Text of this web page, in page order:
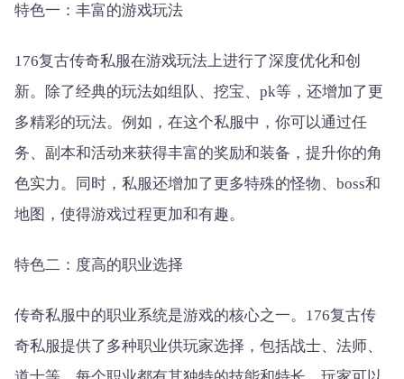
特色一：丰富的游戏玩法
176复古传奇私服在游戏玩法上进行了深度优化和创
新。除了经典的玩法如组队、挖宝、pk等，还增加了更
多精彩的玩法。例如，在这个私服中，你可以通过任
务、副本和活动来获得丰富的奖励和装备，提升你的角
色实力。同时，私服还增加了更多特殊的怪物、boss和
地图，使得游戏过程更加和有趣。
特色二：度高的职业选择
传奇私服中的职业系统是游戏的核心之一。176复古传
奇私服提供了多种职业供玩家选择，包括战士、法师、